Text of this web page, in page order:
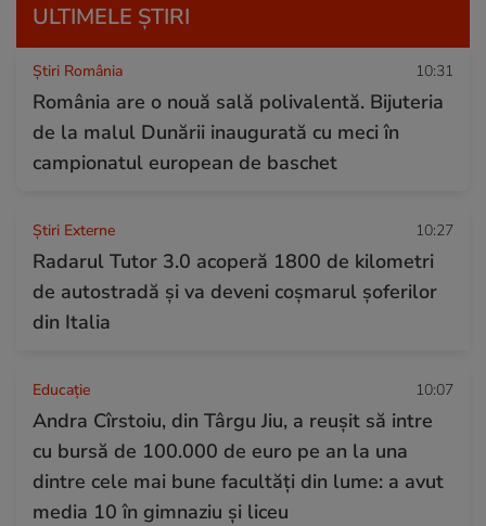
ULTIMELE ȘTIRI
Știri România 10:31
România are o nouă sală polivalentă. Bijuteria
de la malul Dunării inaugurată cu meci în
campionatul european de baschet
Știri Externe 10:27
Radarul Tutor 3.0 acoperă 1800 de kilometri
de autostradă și va deveni coșmarul șoferilor
din Italia
Educație 10:07
Andra Cîrstoiu, din Târgu Jiu, a reușit să intre
cu bursă de 100.000 de euro pe an la una
dintre cele mai bune facultăți din lume: a avut
media 10 în gimnaziu și liceu